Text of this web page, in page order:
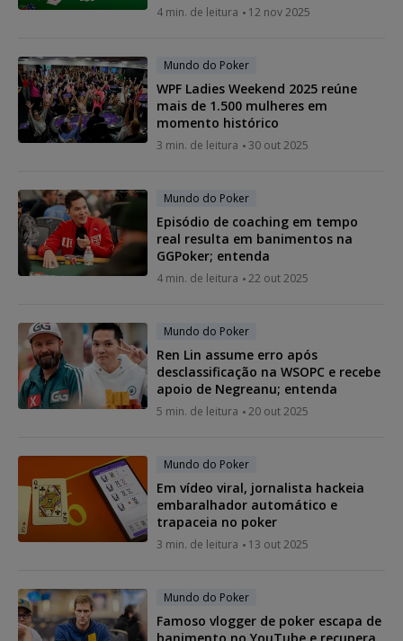
4 min. de leitura 12 nov 2025
Mundo do Poker
WPF Ladies Weekend 2025 reúne
mais de 1.500 mulheres em
momento histórico
3 min. de leitura 30 out 2025
Mundo do Poker
Episódio de coaching em tempo
real resulta em banimentos na
GGPoker; entenda
4 min. de leitura 22 out 2025
Mundo do Poker
Ren Lin assume erro após
desclassificação na WSOPC e recebe
apoio de Negreanu; entenda
5 min. de leitura 20 out 2025
Mundo do Poker
Em vídeo viral, jornalista hackeia
embaralhador automático e
trapaceia no poker
3 min. de leitura 13 out 2025
Mundo do Poker
Famoso vlogger de poker escapa de